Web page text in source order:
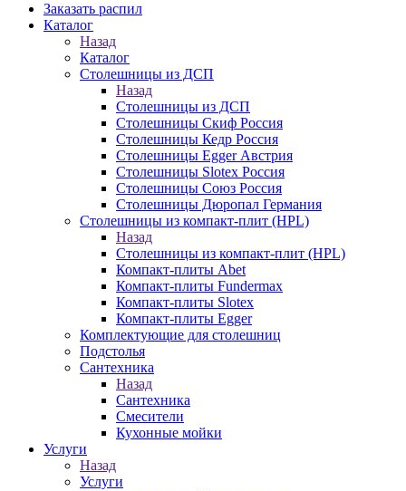
Заказать распил
Каталог
Назад
Каталог
Столешницы из ДСП
Назад
Столешницы из ДСП
Столешницы Скиф Россия
Столешницы Кедр Россия
Столешницы Egger Австрия
Столешницы Slotex Россия
Столешницы Союз Россия
Столешницы Дюропал Германия
Столешницы из компакт-плит (HPL)
Назад
Столешницы из компакт-плит (HPL)
Компакт-плиты Abet
Компакт-плиты Fundermax
Компакт-плиты Slotex
Компакт-плиты Egger
Комплектующие для столешниц
Подстолья
Сантехника
Назад
Сантехника
Смесители
Кухонные мойки
Услуги
Назад
Услуги